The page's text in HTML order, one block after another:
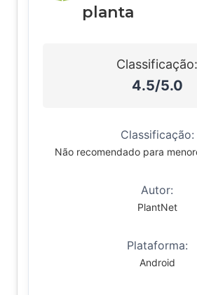
planta
Classificação:
4.5/5.0
Classificação:
Não recomendado para
Autor:
PlantNet
Plataforma:
Android